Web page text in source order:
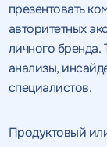
презентовать
авторитетных
личного бренда.
анализы,
специалистов.
Продуктовый